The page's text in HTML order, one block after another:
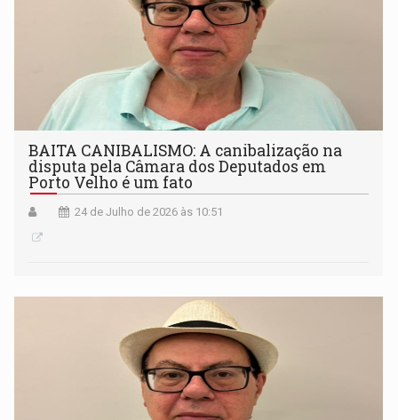
BAITA CANIBALISMO: A canibalização na
disputa pela Câmara dos Deputados em
Porto Velho é um fato
24 de Julho de 2026 às 10:51